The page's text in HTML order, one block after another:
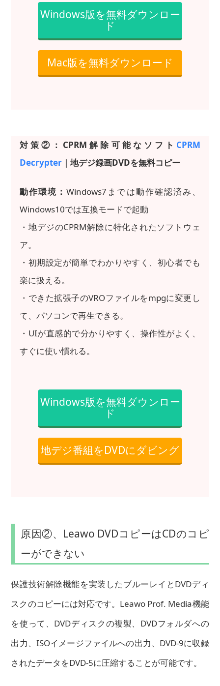
Windows版を無料ダウンロー
ド
Mac版を無料ダウンロード
対策②：CPRM解除可能なソフト CPRM
Decrypter ｜地デジ録画DVDを無料コピー
動作環境：Windows7までは動作確認済み、
Windows10では互換モードで起動
・地デジのCPRM解除に特化されたソフトウェ
ア。
・初期設定が簡単でわかりやすく、初心者でも
楽に扱える。
・できた拡張子のVROファイルをmpgに変更し
て、パソコンで再生できる。
・UIが直感的で分かりやすく、操作性がよく、
すぐに使い慣れる。
Windows版を無料ダウンロー
ド
地デジ番組をDVDにダビング
原因②、Leawo DVDコピーはCDのコピ
ーができない
保護技術解除機能を実装したブルーレイとDVDディ
スクのコピーには対応です。Leawo Prof. Media機能
を使って、DVDディスクの複製、DVDフォルダへの
出力、ISOイメージファイルへの出力、DVD-9に収録
されたデータをDVD-5に圧縮することが可能です。